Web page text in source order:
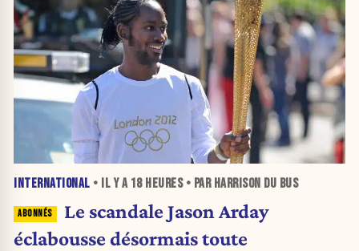
INTERNATIONAL • IL Y A 18 HEURES• PAR HARRISON DU BUS
Le scandale Jason Arday
éclabousse désormais toute